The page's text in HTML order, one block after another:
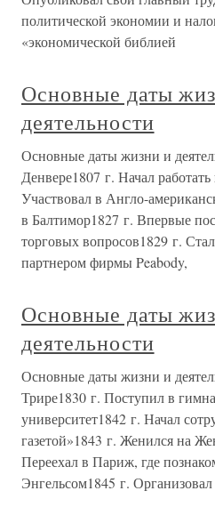
политической экономии и
«экономической библией
Основные даты
деятельности
Основные даты жизни и
Денвере1807 г. Начал
Участвовал в Англо-
в Балтимор1827 г. Впервые
торговых вопросов1829 г.
партнером фирмы Peabody,
Основные даты
деятельности
Основные даты жизни и
Трире1830 г. Поступил в
университет1842 г. Начал
газетой»1843 г. Женился на
Переехал в Париж, где
Энгельсом1845 г. Организовал